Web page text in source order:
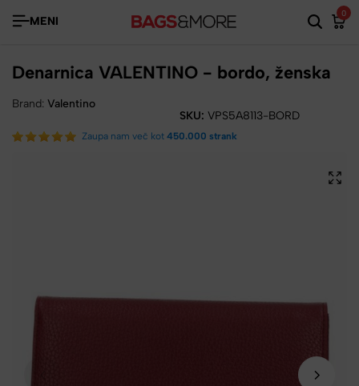
MENI
0
Denarnica VALENTINO - bordo, ženska
Brand: Valentino
SKU: VPS5A8113-BORD
Zaupa nam več kot 450.000 strank